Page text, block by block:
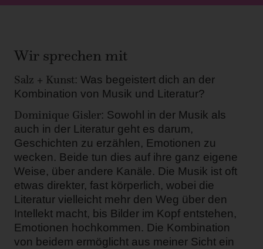
Wir sprechen mit
Salz + Kunst: Was begeistert dich an der
Kombination von Musik und Literatur?
Dominique Gisler: Sowohl in der Musik als
auch in der Literatur geht es darum,
Geschichten zu erzählen, Emotionen zu
wecken. Beide tun dies auf ihre ganz eigene
Weise, über andere Kanäle. Die Musik ist oft
etwas direkter, fast körperlich, wobei die
Literatur vielleicht mehr den Weg über den
Intellekt macht, bis Bilder im Kopf entstehen,
Emotionen hochkommen. Die Kombination
von beidem ermöglicht aus meiner Sicht ein